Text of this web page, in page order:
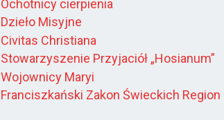
Ochotnicy cierpienia
Dzieło Misyjne
Civitas Christiana
Stowarzyszenie Przyjaciół „Hosianum”
Wojownicy Maryi
Franciszkański Zakon Świeckich Region